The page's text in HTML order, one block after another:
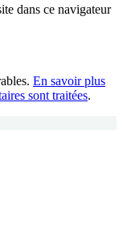
dans ce navigateur
En savoir plus
sont traitées.